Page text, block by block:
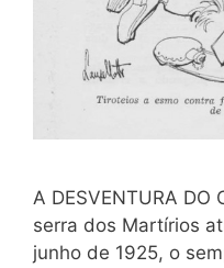
A DESVENTURA DO
serra dos Martírios
junho de 1925, o